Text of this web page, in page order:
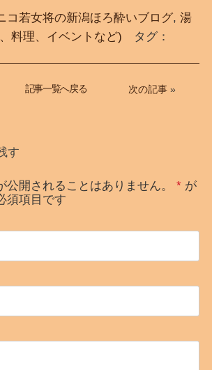
コ若女将の新潟ほろ酔いブログ, 湯
料理、イベントなど) タグ：
次の記事 »
記事一覧へ戻る
す
公開されることはありません。 *が
須項目です